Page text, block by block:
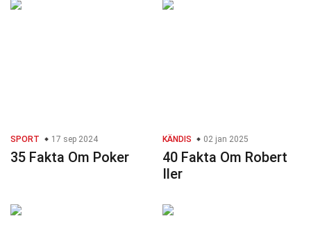
SPORT 17 sep 2024
35 Fakta Om Poker
KÄNDIS 02 jan 2025
40 Fakta Om Robert
Iler